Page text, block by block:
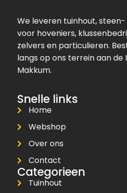
We leveren tuinhout,
voor hoveniers,
zelvers en particulieren.
langs op ons terrein aan de
Makkum.
Snelle links
Home
Webshop
Over ons
Contact
Categorieen
Tuinhout